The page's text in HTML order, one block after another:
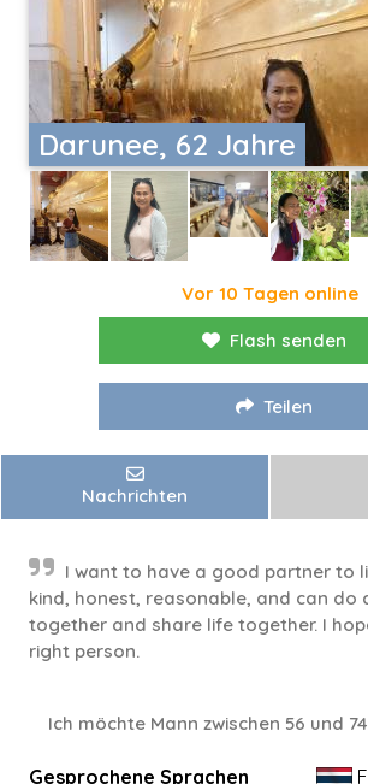
Darunee, 62 Jahre
Vor 10 Tagen online
Flash senden
Teilen
Nachrichten
I want to have a good partner to
kind, honest, reasonable, and can do
together and share life together. I
right person.
Ich möchte Mann zwischen 56 und
Gesprochene Sprachen